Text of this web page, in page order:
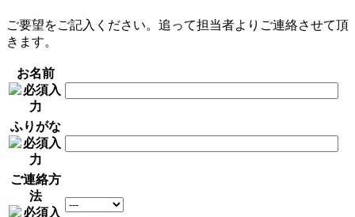
ご要望をご記入ください。追って担当者よりご連絡させて頂
きます。
お名前
ふりがな
ご連絡方
法